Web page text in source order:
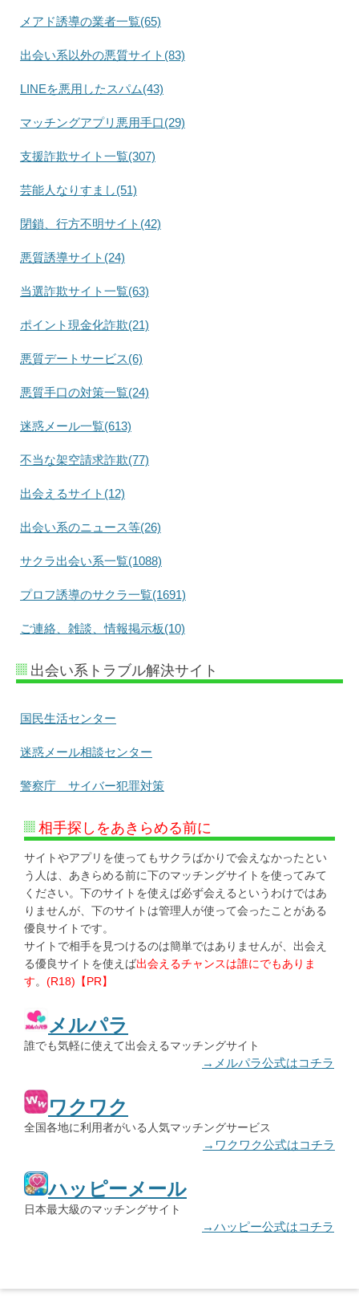
メアド誘導の業者一覧(65)
出会い系以外の悪質サイト(83)
LINEを悪用したスパム(43)
マッチングアプリ悪用手口(29)
支援詐欺サイト一覧(307)
芸能人なりすまし(51)
閉鎖、行方不明サイト(42)
悪質誘導サイト(24)
当選詐欺サイト一覧(63)
ポイント現金化詐欺(21)
悪質デートサービス(6)
悪質手口の対策一覧(24)
迷惑メール一覧(613)
不当な架空請求詐欺(77)
出会えるサイト(12)
出会い系のニュース等(26)
サクラ出会い系一覧(1088)
プロフ誘導のサクラ一覧(1691)
ご連絡、雑談、情報掲示板(10)
出会い系トラブル解決サイト
国民生活センター
迷惑メール相談センター
警察庁 サイバー犯罪対策
相手探しをあきらめる前に
サイトやアプリを使ってもサクラばかりで会えなかったとい
う人は、あきらめる前に下のマッチングサイトを使ってみて
ください。下のサイトを使えば必ず会えるというわけではあ
りませんが、下のサイトは管理人が使って会ったことがある
優良サイトです。
サイトで相手を見つけるのは簡単ではありませんが、出会え
る優良サイトを使えば出会えるチャンスは誰にでもありま
す。 (R18)【PR】
メルパラ
誰でも気軽に使えて出会えるマッチングサイト
→メルパラ公式はコチラ
ワクワク
全国各地に利用者がいる人気マッチングサービス
→ワクワク公式はコチラ
ハッピーメール
日本最大級のマッチングサイト
→ハッピー公式はコチラ